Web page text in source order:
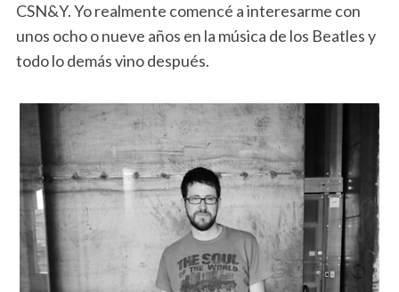
CSN&Y. Yo realmente comencé a interesarme con
unos ocho o nueve años en la música de los Beatles y
todo lo demás vino después.